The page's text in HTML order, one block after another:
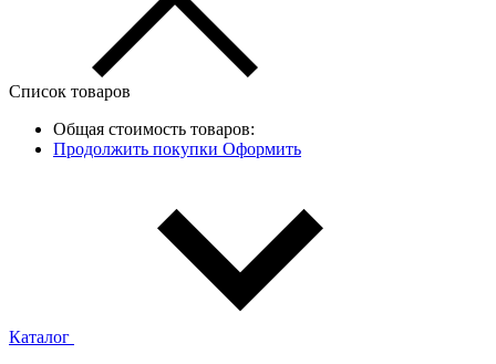
Список товаров
Общая стоимость товаров:
Продолжить покупки Оформить
Каталог